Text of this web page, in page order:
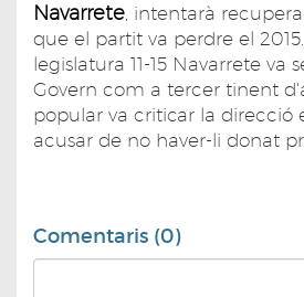
Navarrete, intentarà
que el partit va perdre el
legislatura 11-15 Navarrete va
Govern com a tercer tinent
popular va criticar la direcció
acusar de no haver-li donat
Comentaris (0)